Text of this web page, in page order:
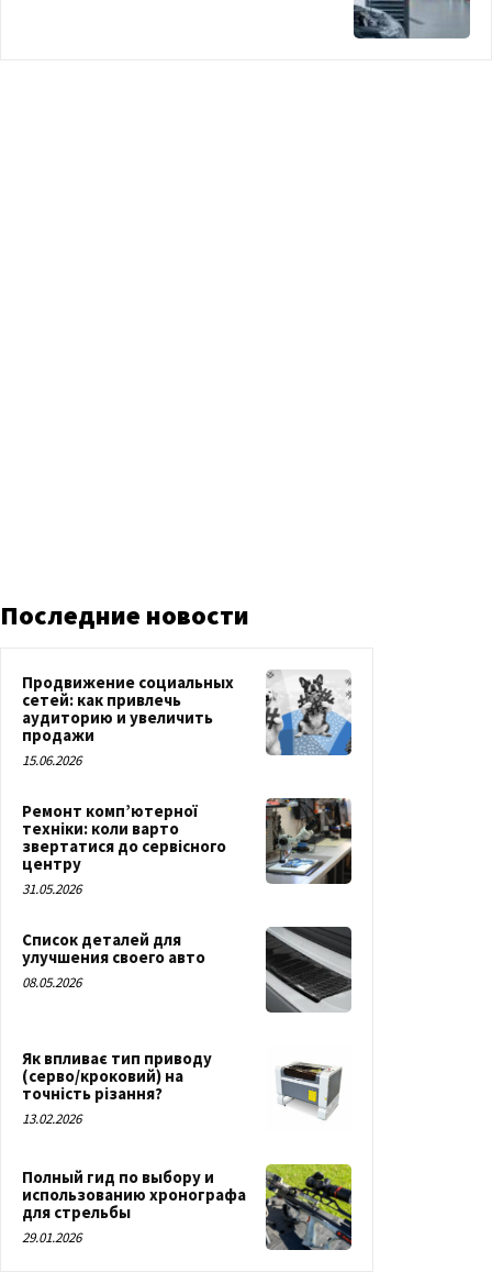
Последние новости
Продвижение социальных
сетей: как привлечь
аудиторию и увеличить
продажи
15.06.2026
Ремонт комп’ютерної
техніки: коли варто
звертатися до сервісного
центру
31.05.2026
Список деталей для
улучшения своего авто
08.05.2026
Як впливає тип приводу
(серво/кроковий) на
точність різання?
13.02.2026
Полный гид по выбору и
использованию хронографа
для стрельбы
29.01.2026